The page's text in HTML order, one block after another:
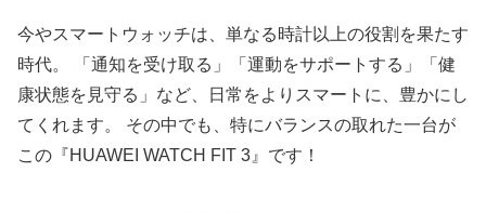
今やスマートウォッチは、単なる時計以上の役割を果たす
時代。 「通知を受け取る」「運動をサポートする」「健
康状態を見守る」など、日常をよりスマートに、豊かにし
てくれます。 その中でも、特にバランスの取れた一台が
この『HUAWEI WATCH FIT 3』です！